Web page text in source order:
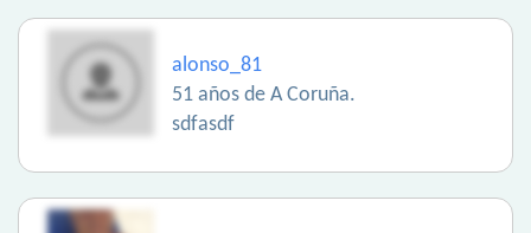
alonso_81
51 años de A Coruña.
sdfasdf